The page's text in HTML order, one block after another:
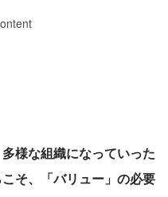
様な組織になっていった
そ、「バリュー」の必要